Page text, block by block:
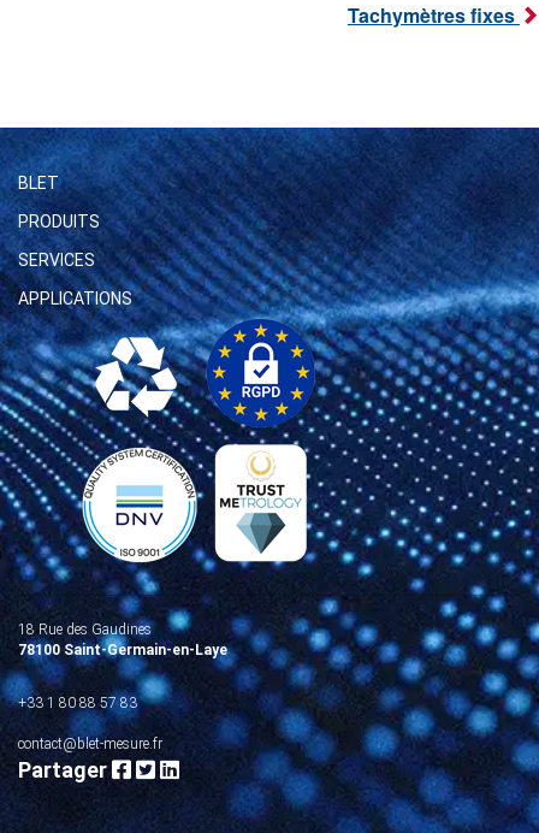
Tachymètres fixes
BLET
PRODUITS
SERVICES
APPLICATIONS
18 Rue des Gaudines
78100 Saint-Germain-en-Laye
+33 1 80 88 57 83
contact@blet-mesure.fr
Partager